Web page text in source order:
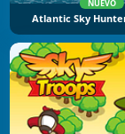
NUEVO
Atlantic Sky